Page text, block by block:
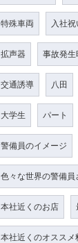
特殊車両 入社
拡声器 事故発
交通誘導 八田
大学生 パート
警備員のイメージ
色々な世界の警備員
本社近くのお店
本社近くのオススメ